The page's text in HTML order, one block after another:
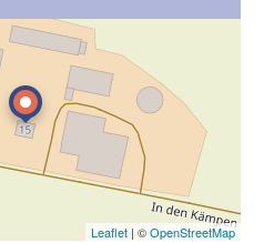
Leaflet | ©OpenStreetMap